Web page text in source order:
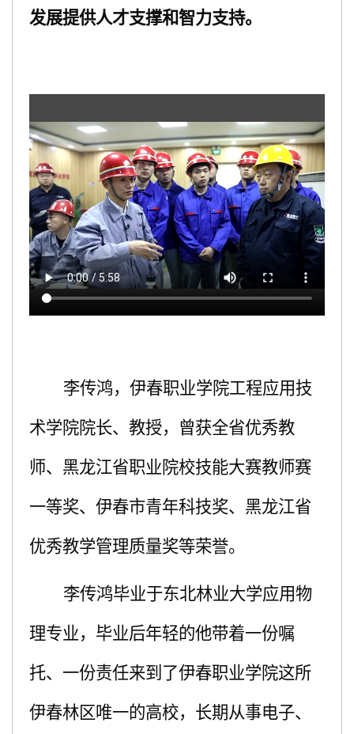
发展提供人才支撑和智力支持。
李传鸿，伊春职业学院工程应用技
术学院院长、教授，曾获全省优秀教
师、黑龙江省职业院校技能大赛教师赛
一等奖、伊春市青年科技奖、黑龙江省
优秀教学管理质量奖等荣誉。
李传鸿毕业于东北林业大学应用物
理专业，毕业后年轻的他带着一份嘱
托、一份责任来到了伊春职业学院这所
伊春林区唯一的高校，长期从事电子、